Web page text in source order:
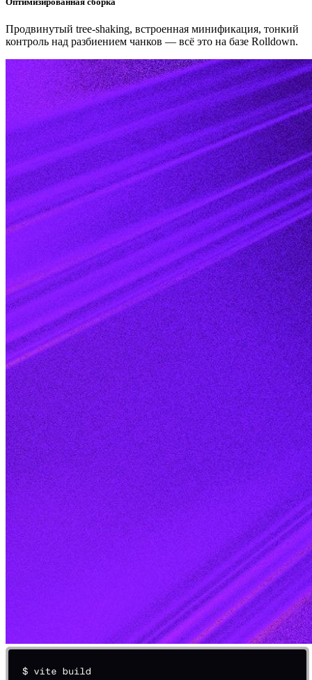
Продвинутый tree-shaking, встроенная минификация, тонкий
контроль над разбиением чанков — всё это на базе Rolldown.